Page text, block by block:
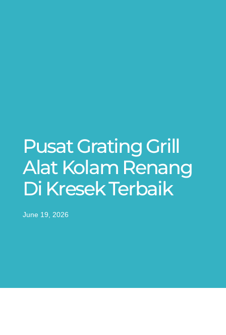
Pusat Grating Grill
Alat Kolam Renang
Di Kresek Terbaik
June 19, 2026